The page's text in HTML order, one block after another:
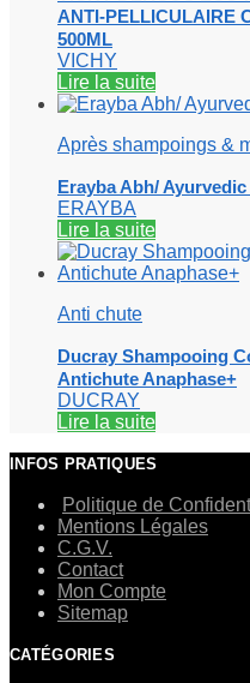
ANTI-PELLICULAIRE
500ML
VICHY
Lire la suite
Après shampoings &
Erayba Abh/
ERAYBA
Lire la suite
Anti chute
Ducray Shampooing
Antichute Anaphase+
DUCRAY
Lire la suite
INFOS PRATIQUES
Politique de
Mentions Légales
C.G.V.
Contact
Mon Compte
Sitemap
CATÉGORIES